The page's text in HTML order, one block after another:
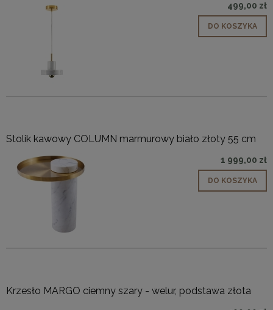
499,00 zł
DO KOSZYKA
Stolik kawowy COLUMN marmurowy biało złoty 55 cm
1 999,00 zł
DO KOSZYKA
Krzesło MARGO ciemny szary - welur, podstawa złota